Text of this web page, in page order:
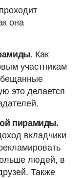
она
. Как
участникам
это делается
пирамиды.
вкладчики
людей, в
Также